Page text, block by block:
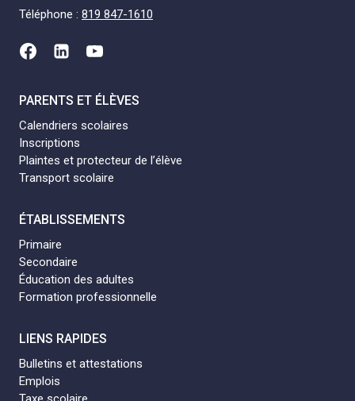
Téléphone : 819 847-1610
PARENTS ET ÉLÈVES
Calendriers scolaires
Inscriptions
Plaintes et protecteur de l’élève
Transport scolaire
ÉTABLISSEMENTS
Primaire
Secondaire
Éducation des adultes
Formation professionnelle
LIENS RAPIDES
Bulletins et attestations
Emplois